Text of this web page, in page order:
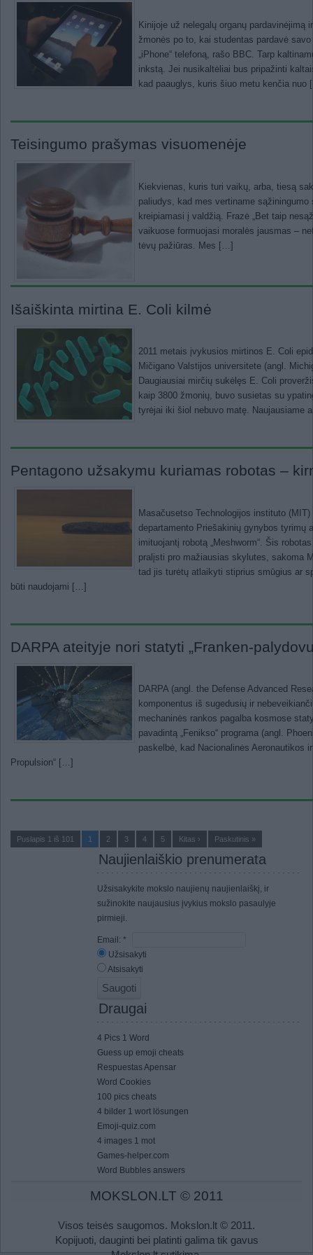
Kinijoje už nelegalų organų
žmonės po to, kai studentas pardavė
„iPhone“ telefoną, rašo BBC. Tarp
inkstą. Jei nusikaltėliai bus pripažinti
kad paauglys, kuris šiuo metu kenčia nuo
Teisingumo prašymas visuomenėje
Kiekvienas, kuris turi vaikų, arba, tiesą
paliudys, kad mes vertiname
kreipiamasi į valdžią. Frazė „Bet taip
vaikuose formuojasi moralės jausmas –
tėvų pažiūras. Mes […]
Išaiškinta mirtina E. Coli kilmė
2011 metais įvykusios mirtinos E. Coli
Mičigano Valstijos universitete (angl.
Daugiausiai mirčių sukėlęs E. Coli
kaip 3800 žmonių, buvo susietas su
tyrėjai iki šiol nebuvo matę. Naujausiame
Pentagono užsakymu kuriamas robotas –
Masačusetso Technologijos instituto
departamento Priešakinių gynybos tyrimų
imituojantį robotą „Meshworm“. Šis
pralįsti pro mažiausias skylutes, sakoma
tad jis turėtų atlaikyti stiprius smūgius ar
būti naudojami […]
DARPA ateityje nori statyti „Franken-
DARPA (angl. the Defense Advanced
komponentus iš sugedusių ir
mechaninės rankos pagalba kosmose
pavadintą „Fenikso“ programa (angl.
paskelbė, kad Nacionalinės Aeronautikos
Propulsion“ […]
Puslapis 1 iš 101 1 2 3 4 5 Kitas › Paskutinis »
Naujienlaiškio prenumerata
Užsisakykite mokslo naujienų naujienlaiškį, ir
sužinokite naujausius įvykius mokslo pasaulyje
pirmieji.
Email: *
Užsisakyti
Atsisakyti
Draugai
4 Pics 1 Word
Guess up emoji cheats
Respuestas Apensar
Word Cookies
100 pics cheats
4 bilder 1 wort lösungen
Emoji-quiz.com
4 images 1 mot
Games-helper.com
Word Bubbles answers
MOKSLON.LT © 2011
Visos teisės saugomos. Mokslon.lt © 2011.
Kopijuoti, dauginti bei platinti galima tik gavus